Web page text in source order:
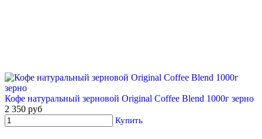
Кофе натуральный зерновой Original Coffee Blend 1000г зерно
2 350 руб
Купить